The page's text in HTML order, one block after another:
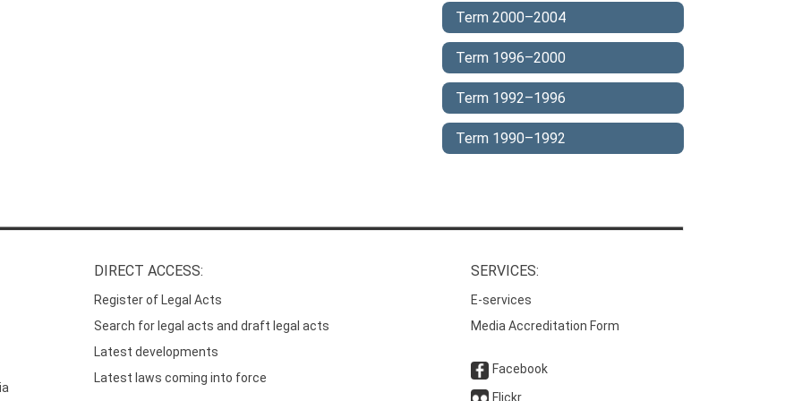
Term 2000–2004
Term 1996–2000
Term 1992–1996
Term 1990–1992
DIRECT ACCESS:
Register of Legal Acts
Search for legal acts and draft legal acts
Latest developments
Latest laws coming into force
SERVICES:
E-services
Media Accreditation Form
Facebook
Flickr